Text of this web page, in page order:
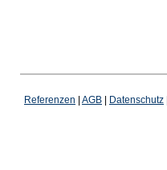
Referenzen AGB Datenschutz